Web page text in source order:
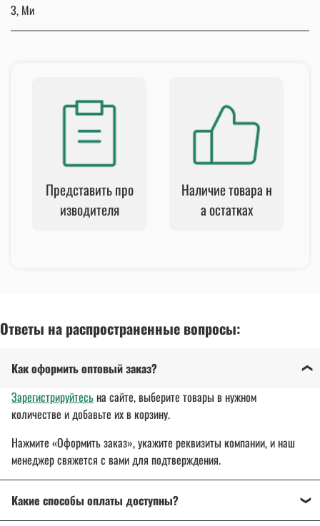
З, Ми
Представить про
изводителя
Наличие товара н
а остатках
Ответы на распространенные вопросы:
Как оформить оптовый заказ?
Зарегистрируйтесьна сайте, выберите товары в нужном
количестве и добавьте их в корзину.
Нажмите «Оформить заказ», укажите реквизиты компании, и наш
менеджер свяжется с вами для подтверждения.
Какие способы оплаты доступны?